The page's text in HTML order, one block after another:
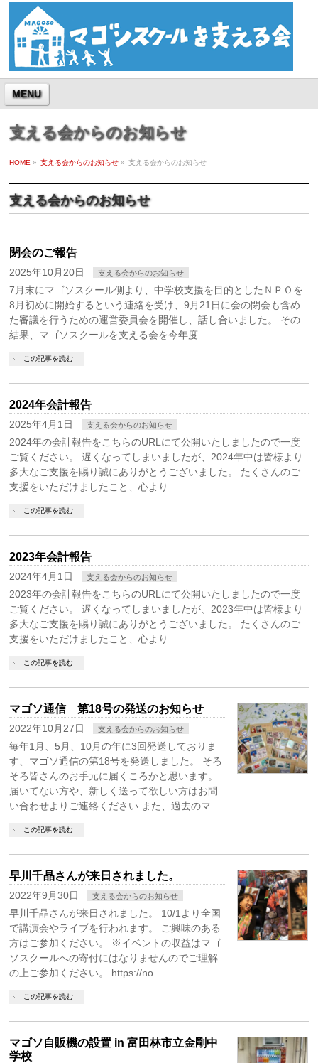
MENU
支える会からのお知らせ
HOME » 支える会からのお知らせ » 支える会からのお知らせ
支える会からのお知らせ
閉会のご報告
2025年10月20日 支える会からのお知らせ
7月末にマゴソスクール側より、中学校支援を目的としたＮＰＯを
8月初めに開始するという連絡を受け、9月21日に会の閉会も含め
た審議を行うための運営委員会を開催し、話し合いました。 その
結果、マゴソスクールを支える会を今年度 …
この記事を読む
2024年会計報告
2025年4月1日 支える会からのお知らせ
2024年の会計報告をこちらのURLにて公開いたしましたので一度
ご覧ください。 遅くなってしまいましたが、2024年中は皆様より
多大なご支援を賜り誠にありがとうございました。 たくさんのご
支援をいただけましたこと、心より …
この記事を読む
2023年会計報告
2024年4月1日 支える会からのお知らせ
2023年の会計報告をこちらのURLにて公開いたしましたので一度
ご覧ください。 遅くなってしまいましたが、2023年中は皆様より
多大なご支援を賜り誠にありがとうございました。 たくさんのご
支援をいただけましたこと、心より …
この記事を読む
マゴソ通信 第18号の発送のお知らせ
2022年10月27日 支える会からのお知らせ
毎年1月、5月、10月の年に3回発送しておりま
す、マゴソ通信の第18号を発送しました。 そろ
そろ皆さんのお手元に届くころかと思います。
届いてない方や、新しく送って欲しい方はお問
い合わせよりご連絡ください また、過去のマ …
この記事を読む
早川千晶さんが来日されました。
2022年9月30日 支える会からのお知らせ
早川千晶さんが来日されました。 10/1より全国
で講演会やライブを行われます。 ご興味のある
方はご参加ください。 ※イベントの収益はマゴ
ソスクールへの寄付にはなりませんのでご理解
の上ご参加ください。 https://no …
この記事を読む
マゴソ自販機の設置 in 富田林市立金剛中
学校